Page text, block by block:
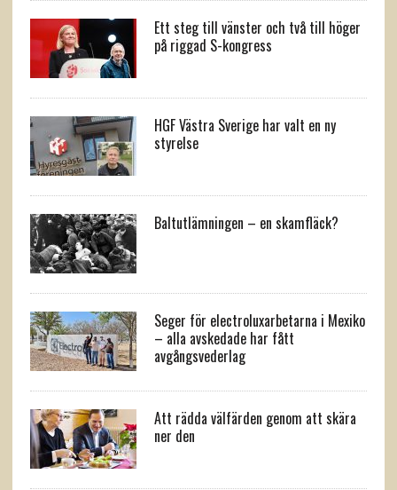
Ett steg till vänster och två till höger
på riggad S-kongress
HGF Västra Sverige har valt en ny
styrelse
Baltutlämningen – en skamfläck?
Seger för electroluxarbetarna i Mexiko
– alla avskedade har fått
avgångsvederlag
Att rädda välfärden genom att skära
ner den